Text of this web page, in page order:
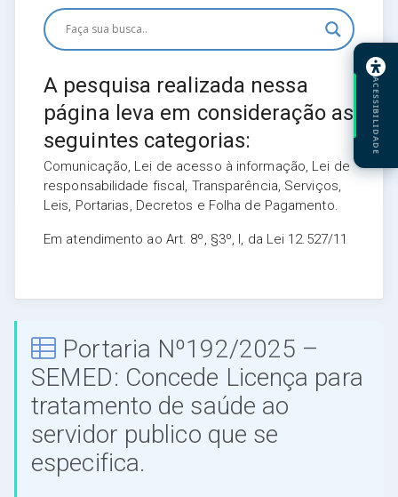
A pesquisa realizada nessa
página leva em consideração as
seguintes categorias:
Comunicação, Lei de acesso à informação, Lei de
responsabilidade fiscal, Transparência, Serviços,
Leis, Portarias, Decretos e Folha de Pagamento.
Em atendimento ao Art. 8º, §3º, I, da Lei 12.527/11
Portaria Nº192/2025 –
SEMED: Concede Licença para
tratamento de saúde ao
servidor publico que se
especifica.
ACESSIBILIDADE